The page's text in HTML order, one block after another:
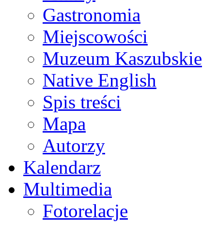
Gastronomia
Miejscowości
Muzeum Kaszubskie
Native English
Spis treści
Mapa
Autorzy
Kalendarz
Multimedia
Fotorelacje